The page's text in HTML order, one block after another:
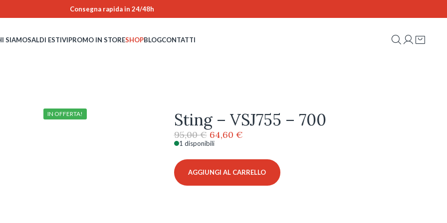
Consegna rapida in 24/48h
SIAMOSALDI ESTIVIPROMO IN STORESHOPBLOGCONTATTI
IN OFFERTA! Sting – VSJ755 – 700
95,00€ Il
prezzo
95,00 €.
64,60 €Il
64,60 €.
1 disponibili
VSJ755
-
AGGIUNGI AL CARRELLO